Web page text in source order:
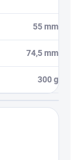
55 mm
74,5 mm
300 g